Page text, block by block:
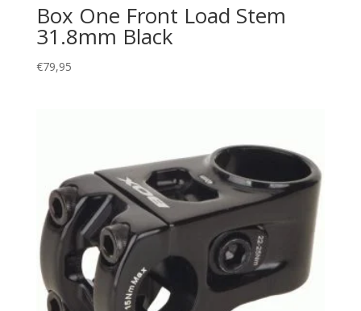
Box One Front Load Stem
31.8mm Black
€79,95